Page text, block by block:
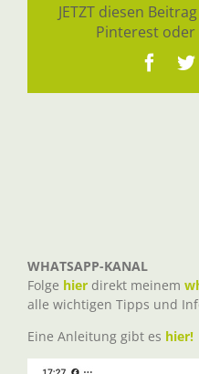
JETZT diesen
Pinterest oder
WHATSAPP-KANAL
Folge hier direkt meinem
alle wichtigen Tipps und
Eine Anleitung gibt es hier!